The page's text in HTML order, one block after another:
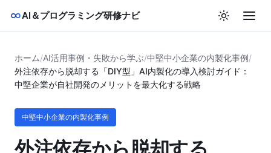
AI＆プログラミング研修ナビ
ホーム/AI活用事例・失敗から学ぶ/中堅中小企業の内製化事例/
外注依存から脱却する「DIY型」AI内製化の導入検討ガイド：
中堅企業が自社開発のメリットを最大化する戦略
中堅中小企業の内製化事例